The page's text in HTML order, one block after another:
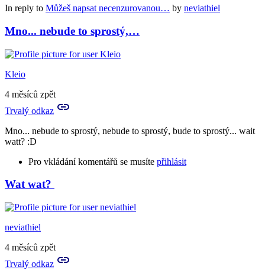
In reply to Můžeš napsat necenzurovanou… by neviathiel
Mno... nebude to sprostý,…
Kleio
4 měsíců zpět
Trvalý odkaz
Mno... nebude to sprostý, nebude to sprostý, bude to sprostý... wait
watt? :D
Pro vkládání komentářů se musíte přihlásit
Wat wat?
neviathiel
4 měsíců zpět
Trvalý odkaz